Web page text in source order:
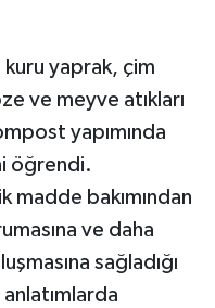
kuru yaprak, çim
ve meyve atıkları
yapımında
öğrendi.
madde bakımından
ve daha
sağladığı
anlatımlarda